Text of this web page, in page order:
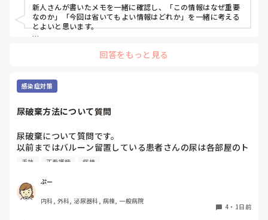
新人さんが書いたメモを一緒に確認し、「この情報はなぜ重要
なのか」「今回は省いてもよい情報はどれか」を一緒に考える
とよいと思います。
的に照らして振り返ることで、重要度を判断する力が少しずつ
要な内容を選べるよう支援するとよいと思います。
回答をもっと見る
感染症対策
尿破棄方法について質問
尿破棄について質問です。
以前まではバルーン留置している患者さんの尿は各部屋のト
イレに破棄する形でしたが、感染予防上汚物処理室でのみ破
物処理室に持っていくという非効率な方法になってます。尿
破棄人数は10人近くになるので病室と汚物処理室を10往復
する形に。結果尿破棄に時間がかかってます。
手技 正看護師 病棟
ぷー
内科, 外科, 泌尿器科, 病棟, 一般病院
4 ・ 1日前